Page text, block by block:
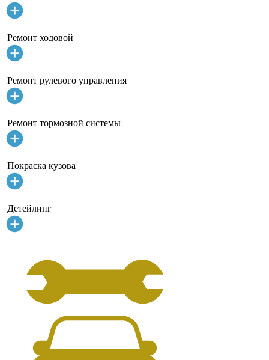
Ремонт ходовой
Ремонт рулевого управления
Ремонт тормозной системы
Покраска кузова
Детейлинг